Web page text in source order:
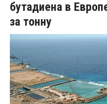
бутадиена в
за тонну